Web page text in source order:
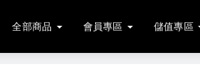
全部商品 會員專區 儲值專區